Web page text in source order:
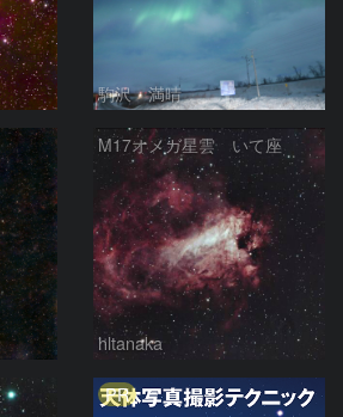
駒沢 満晴
M17オメガ星雲 いて座
hltanaka
PR